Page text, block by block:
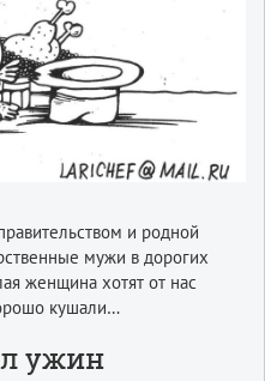
и родной
мужи в дорогих
женщина хотят от нас
кушали…
ужин